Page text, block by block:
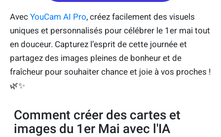
Avec YouCam AI Pro, créez facilement des visuels
uniques et personnalisés pour célébrer le 1er mai tout
en douceur. Capturez l’esprit de cette journée et
partagez des images pleines de bonheur et de
fraîcheur pour souhaiter chance et joie à vos proches !
🌿✨
Comment créer des cartes et
images du 1er Mai avec l'IA